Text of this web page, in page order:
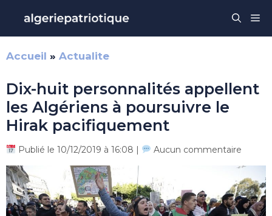
contenu
Accueil » Actualite
Dix-huit personnalités appellent
les Algériens à poursuivre le
Hirak pacifiquement
Publié le 10/12/2019 à 16:08 | Aucun commentaire